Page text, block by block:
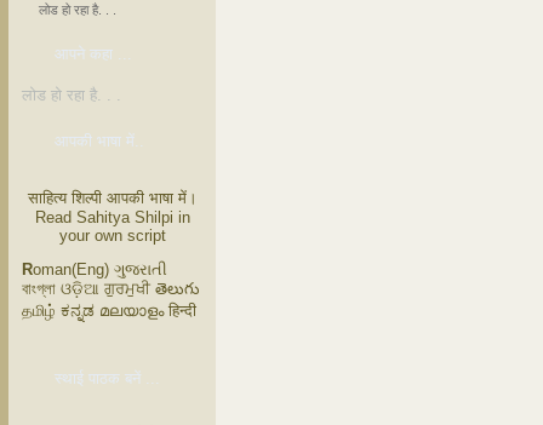
लोड हो रहा है. . .
आपने कहा ...
लोड हो रहा है. . .
आपकी भाषा में..
साहित्य शिल्पी आपकी भाषा में।
Read Sahitya Shilpi in
your own script
Roman(Eng) ગુજરાતી
বাংগ্লা ଓଡ଼ିଆ ਗੁਰਮੁਖੀ తెలుగు
தமிழ் ಕನ್ನಡ മലയാളം हिन्दी
स्थाई पाठक बनें ...